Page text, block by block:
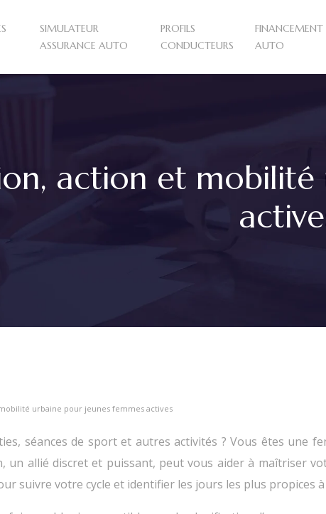
SIMULATEUR
ASSURANCE AUTO
PROFILS
CONDUCTEURS
FINANCEMENT
AUTO
action et
urbaine pour jeunes femmes actives
séances de sport et autres activités ? Vous êtes une
un allié discret et puissant, peut vous aider à maîtriser
suivre votre cycle et identifier les jours les plus propices